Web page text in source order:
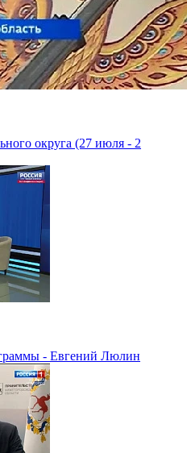
округа (27 июля - 2
- Евгений Люлин